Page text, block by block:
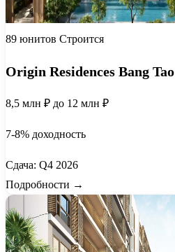
89 юнитов Строится
Origin Residences Bang Tao
8,5 млн ₽ до 12 млн ₽
7-8% доходность
Сдача: Q4 2026
Подробности →